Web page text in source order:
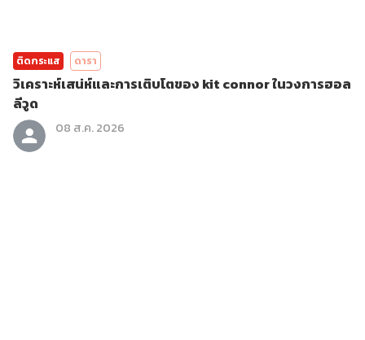
ติดกระแส ดารา
วิเคราะห์เสน่ห์และการเติบโตของ kit connor ในวงการฮอล
ลีวูด
08 ส.ค. 2026